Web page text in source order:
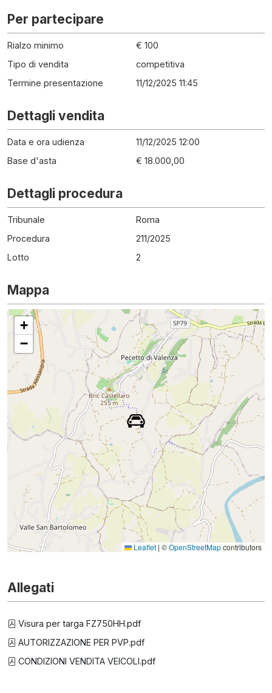
Per partecipare
Rialzo minimo
€ 100
Tipo di vendita
competitiva
Termine presentazione
11/12/2025 11:45
Dettagli vendita
Data e ora udienza
11/12/2025 12:00
Base d'asta
€ 18.000,00
Dettagli procedura
Tribunale
Roma
Procedura
211/2025
Lotto
2
Mappa
+
−
Leaflet | ©OpenStreetMapcontributors
Allegati
Visura per targa FZ750HH.pdf
AUTORIZZAZIONE PER PVP.pdf
CONDIZIONI VENDITA VEICOLI.pdf